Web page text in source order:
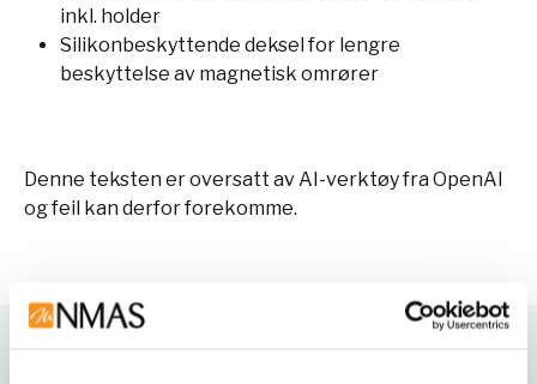
inkl. holder
Silikonbeskyttende deksel for lengre
beskyttelse av magnetisk omrører
Denne teksten er oversatt av AI-verktøy fra OpenAI
og feil kan derfor forekomme.